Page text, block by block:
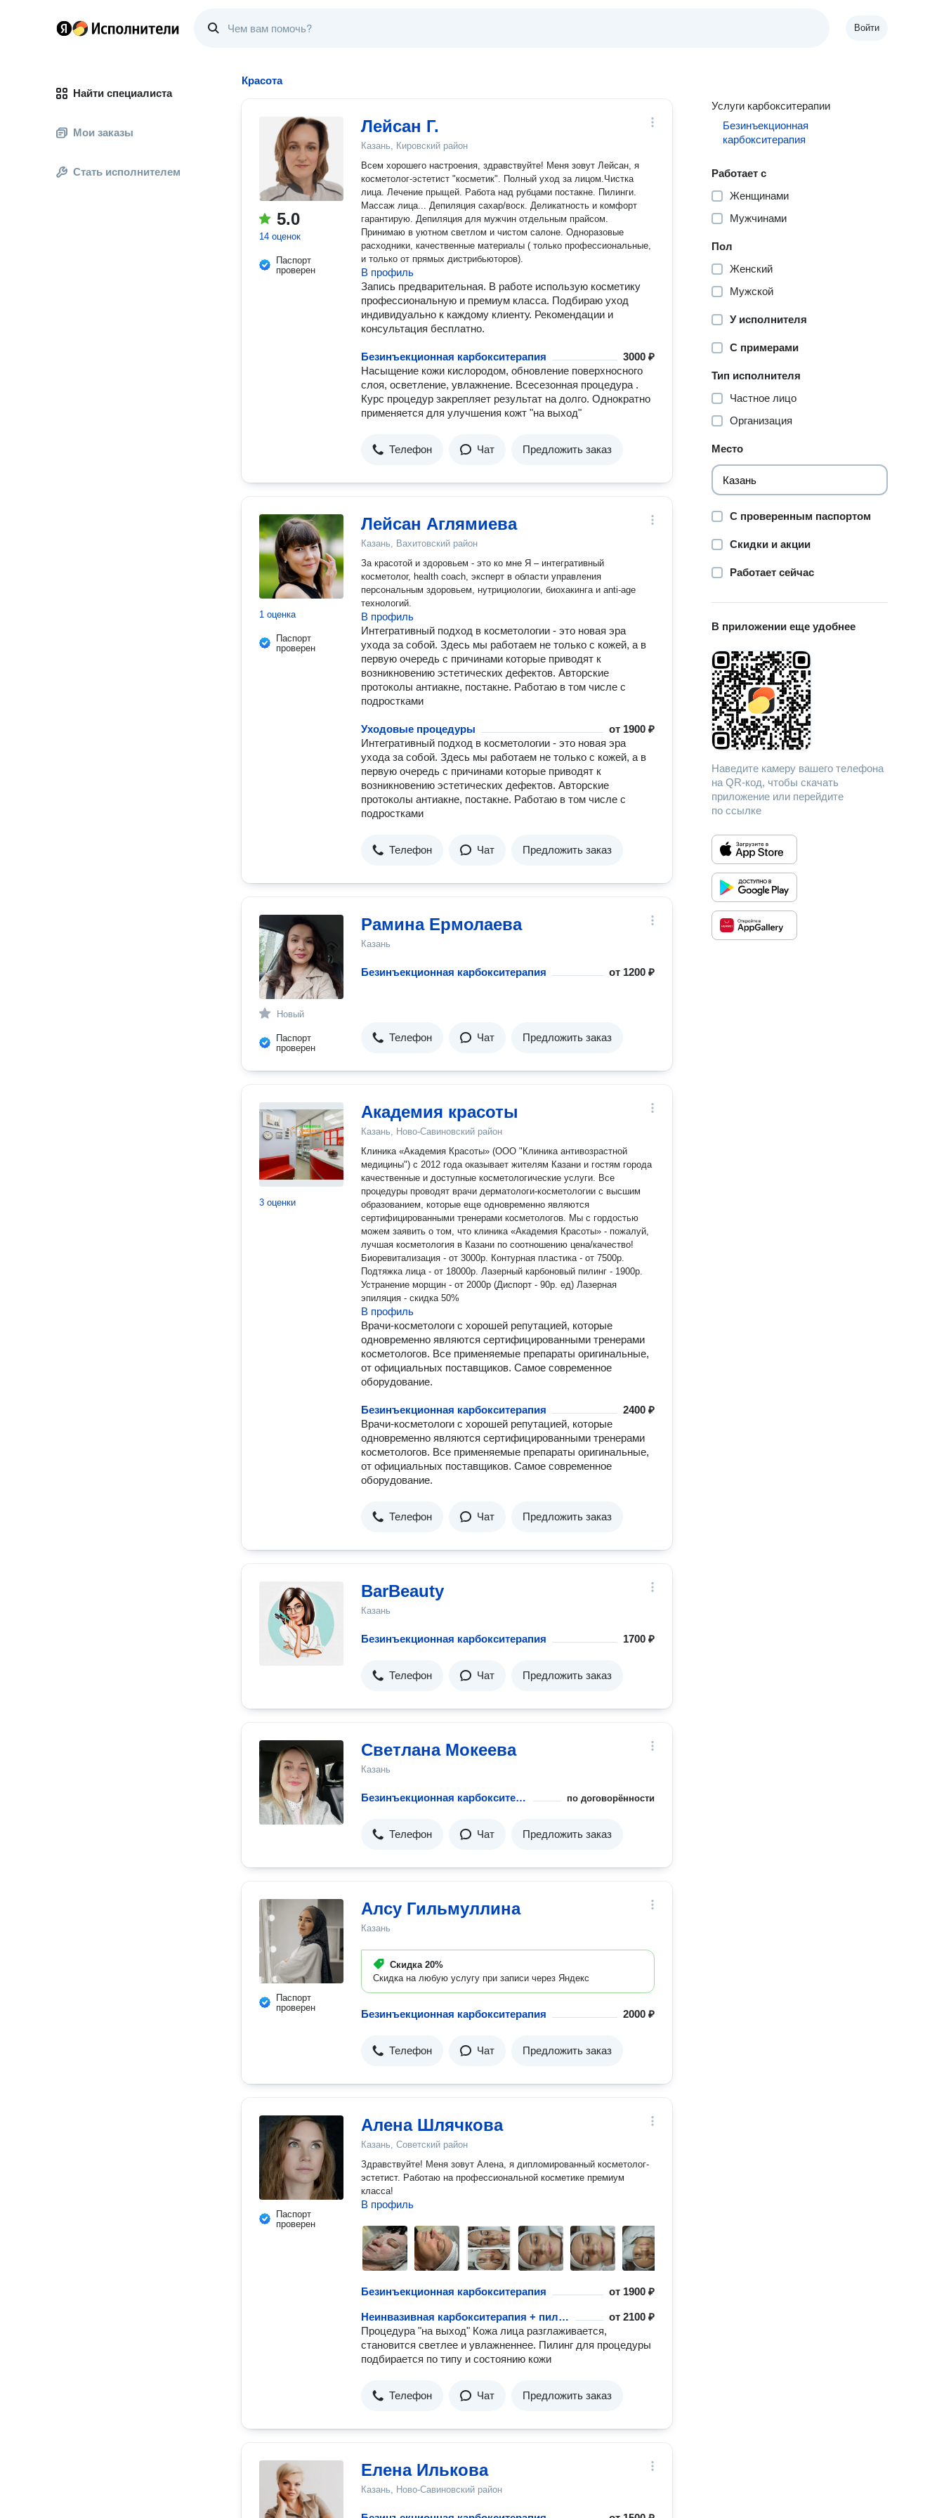
Войти
Найти специалиста
Мои заказы
Стать исполнителем
Красота
5.0
14 оценок
Паспорт
проверен
Лейсан Г.
Казань, Кировский район
Всем хорошего настроения, здравствуйте! Меня зовут Лейсан, я
косметолог-эстетист "косметик". Полный уход за лицом.Чистка
лица. Лечение прыщей. Работа над рубцами постакне. Пилинги.
Массаж лица... Депиляция сахар/воск. Деликатность и комфорт
гарантирую. Депиляция для мужчин отдельным прайсом.
Принимаю в уютном светлом и чистом салоне. Одноразовые
расходники, качественные материалы ( только профессиональные,
и только от прямых дистрибьюторов).
В профиль
Запись предварительная. В работе использую косметику
профессиональную и премиум класса. Подбираю уход
индивидуально к каждому клиенту. Рекомендации и
консультация бесплатно.
Безинъекционная карбокситерапия
3000 ₽
Насыщение кожи кислородом, обновление поверхносного
слоя, осветление, увлажнение. Всесезонная процедура .
Курс процедур закрепляет результат на долго. Однократно
применяется для улучшения кожт "на выход"
Телефон Чат Предложить заказ
1 оценка
Паспорт
проверен
Лейсан Аглямиева
Казань, Вахитовский район
За красотой и здоровьем - это ко мне Я – интегративный
косметолог, health coach, эксперт в области управления
персональным здоровьем, нутрициологии, биохакинга и anti-age
технологий.
В профиль
Интегративный подход в косметологии - это новая эра
ухода за собой. Здесь мы работаем не только с кожей, а в
первую очередь с причинами которые приводят к
возникновению эстетических дефектов. Авторские
протоколы антиакне, постакне. Работаю в том числе с
подростками
Уходовые процедуры от 1900 ₽
Интегративный подход в косметологии - это новая эра
ухода за собой. Здесь мы работаем не только с кожей, а в
первую очередь с причинами которые приводят к
возникновению эстетических дефектов. Авторские
протоколы антиакне, постакне. Работаю в том числе с
подростками
Телефон Чат Предложить заказ
Новый
Паспорт
проверен
Рамина Ермолаева
Казань
Безинъекционная карбокситерапия от 1200 ₽
Телефон Чат Предложить заказ
3 оценки
Академия красоты
Казань, Ново-Савиновский район
Клиника «Академия Красоты» (ООО "Клиника антивозрастной
медицины") с 2012 года оказывает жителям Казани и гостям города
качественные и доступные косметологические услуги. Все
процедуры проводят врачи дерматологи-косметологии с высшим
образованием, которые еще одновременно являются
сертифицированными тренерами косметологов. Мы с гордостью
можем заявить о том, что клиника «Академия Красоты» - пожалуй,
лучшая косметология в Казани по соотношению цена/качество!
Биоревитализация - от 3000р. Контурная пластика - от 7500р.
Подтяжка лица - от 18000р. Лазерный карбоновый пилинг - 1900р.
Устранение морщин - от 2000р (Диспорт - 90р. ед) Лазерная
эпиляция - скидка 50%
В профиль
Врачи-косметологи с хорошей репутацией, которые
одновременно являются сертифицированными тренерами
косметологов. Все применяемые препараты оригинальные,
от официальных поставщиков. Самое современное
оборудование.
Безинъекционная карбокситерапия
2400 ₽
Врачи-косметологи с хорошей репутацией, которые
одновременно являются сертифицированными тренерами
косметологов. Все применяемые препараты оригинальные,
от официальных поставщиков. Самое современное
оборудование.
Телефон Чат Предложить заказ
BarBeauty
Казань
Безинъекционная карбокситерапия 1700 ₽
Телефон Чат Предложить заказ
Светлана Мокеева
Казань
Безинъекционная карбокситерапия по договорённости
Телефон Чат Предложить заказ
Паспорт
проверен
Алсу Гильмуллина
Казань
Скидка 20%
Скидка на любую услугу при записи через Яндекс
Безинъекционная карбокситерапия 2000 ₽
Телефон Чат Предложить заказ
Паспорт
проверен
Алена Шлячкова
Казань, Советский район
Здравствуйте! Меня зовут Алена, я дипломированный косметолог-
эстетист. Работаю на профессиональной косметике премиум
класса!
В профиль
Безинъекционная карбокситерапия от 1900 ₽
Неинвазивная карбокситерапия + пилинг от2100 ₽
Процедура "на выход" Кожа лица разглаживается,
становится светлее и увлажненнее. Пилинг для процедуры
подбирается по типу и состоянию кожи
Телефон Чат Предложить заказ
Елена Илькова
Казань, Ново-Савиновский район
Услуги карбокситерапии
Безинъекционная
карбокситерапия
Работает с
Женщинами
Мужчинами
Пол
Женский
Мужской
У исполнителя
С примерами
Тип исполнителя
Частное лицо
Организация
Место
С проверенным паспортом
Скидки и акции
Работает сейчас
В приложении еще удобнее
Наведите камеру вашего телефона
на QR-код, чтобы скачать
приложение или перейдите
по ссылке